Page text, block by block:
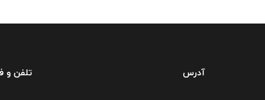
آدرس تلفن